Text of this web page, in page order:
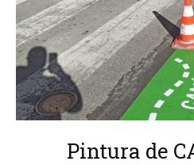
Pintura de